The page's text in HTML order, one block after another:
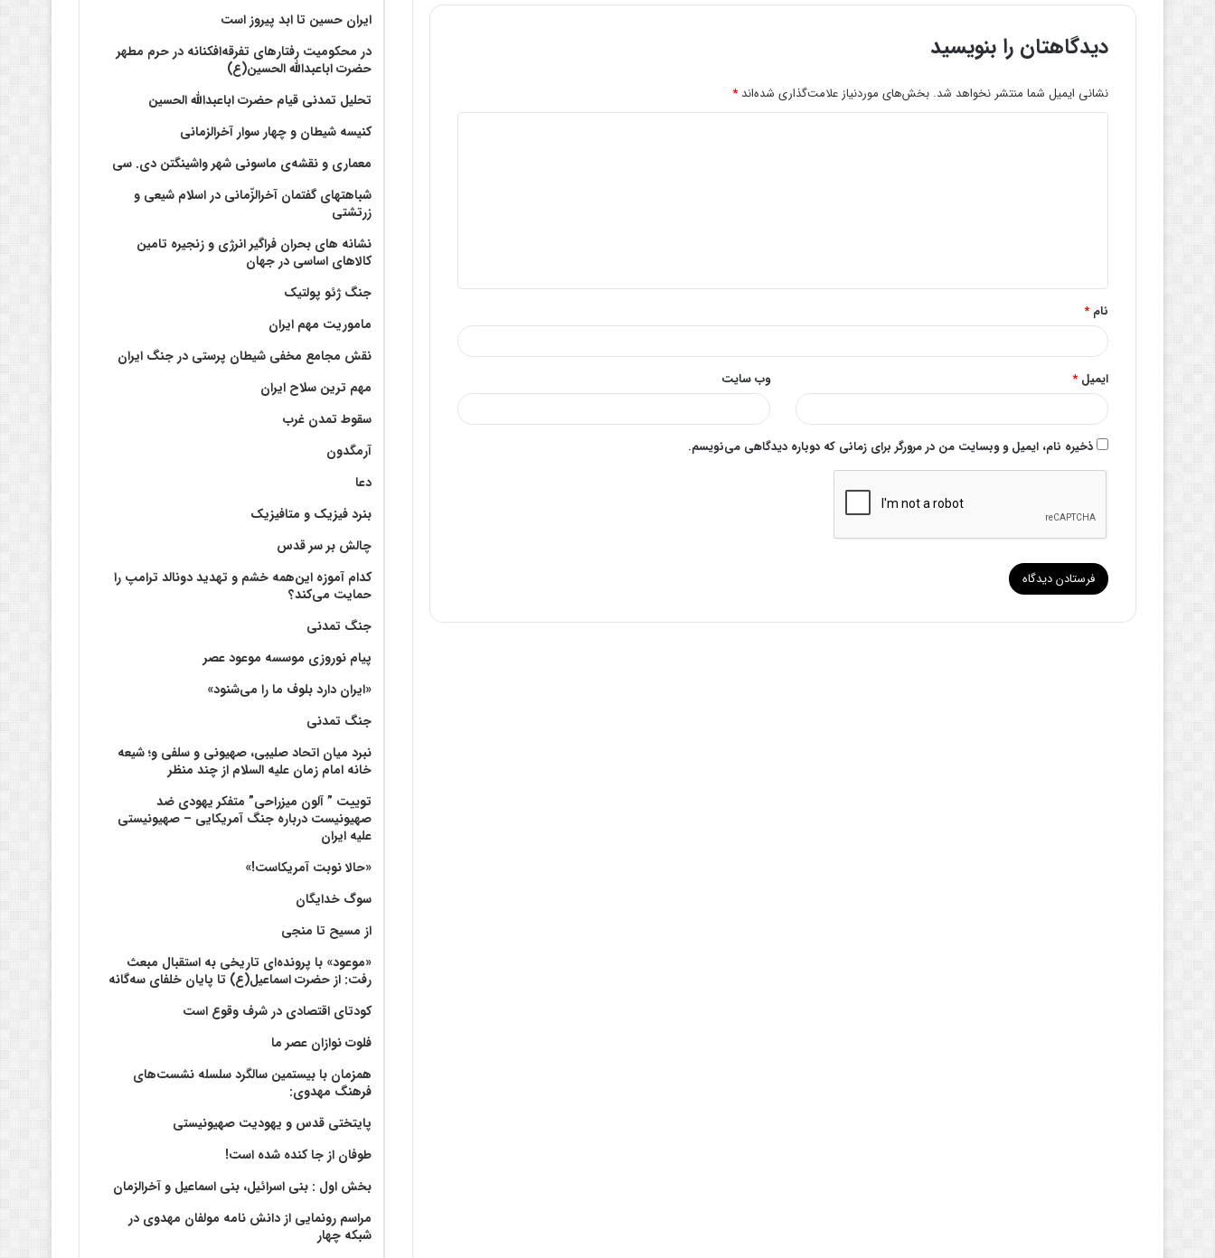
دیدگاهتان را بنویسید
نشانی ایمیل شما منتشر نخواهد شد. بخش‌های موردنیاز علامت‌گذاری شده‌اند *
*
نام *
ایمیل * وب‌ سایت
ذخیره نام، ایمیل و وبسایت من در مرورگر برای زمانی که دوباره دیدگاهی می‌نویسم.
ایران حسین تا ابد پیروز است
در محکومیت رفتارهای تفرقه‌افکنانه در حرم مطهر
حضرت اباعبدالله الحسین(ع)
تحلیل تمدنی قیام حضرت اباعبدالله الحسین
کنیسه شیطان و چهار سوار آخرالزمانی
معماری و نقشه‌ی ماسونی شهر واشينگتن دی. سی
شباهتهای گفتمان آخر‌الزّمانی در اسلام شیعی و
زرتشتی
نشانه های بحران فراگیر انرژی و زنجیره تامین
کالاهای اساسی در جهان
جنگ ژئو پولتیک
ماموریت مهم ایران
نقش مجامع مخفی شیطان پرستی در جنگ ایران
مهم ترین سلاح ایران
سقوط تمدن غرب
آرمگدون
دعا
بنرد فیزیک و متافیزیک
چالش بر سر قدس
کدام آموزه این‌همه خشم و تهدید دونالد ترامپ را
حمایت می‌کند؟
جنگ تمدنی
پیام نوروزی موسسه موعود عصر
«ایران دارد بلوف ما را می‌شنود»
جنگ تمدنی
نبرد میان اتحاد صلیبی، صهیونی و سلفی و؛ شیعه
خانه امام زمان علیه السلام از چند منظر
توییت ” آلون میزراحی” متفکر یهودی ضد
صهیونیست درباره جنگ آمریکایی – صهیونیستی
علیه ایران
«حالا نوبت آمریکاست!»
سوگ خدایگان
از مسیح تا منجی
«موعود» با پرونده‌ای تاریخی به استقبال مبعث
رفت: از حضرت اسماعیل(ع) تا پایان خلفای سه‌گانه
کودتای اقتصادی در شرف وقوع است
فلوت نوازان عصر ما
همزمان با بیستمین سالگرد سلسله نشست‌های
فرهنگ مهدوی:‌
پایتختی قدس و یهودیت صهیونیستی
طوفان از جا کنده شده است!
بخش اول : بنی اسرائیل، بنی اسماعیل و آخرالزمان
مراسم رونمایی از دانش نامه مولفان مهدوی در
شبکه چهار